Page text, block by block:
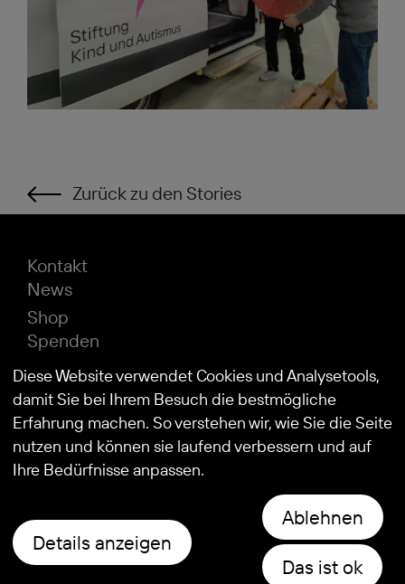
Zurück zu den Stories
© 2026Stiftung Kind und Autismus
Kontakt
News
Shop
Spenden
Impressum
Datenschutz
Diese Website verwendet Cookies und Analysetools,
damit Sie bei Ihrem Besuch die bestmögliche
Erfahrung machen. So verstehen wir, wie Sie die Seite
nutzen und können sie laufend verbessern und auf
Ihre Bedürfnisse anpassen.
Details anzeigen
Ablehnen
Das ist ok